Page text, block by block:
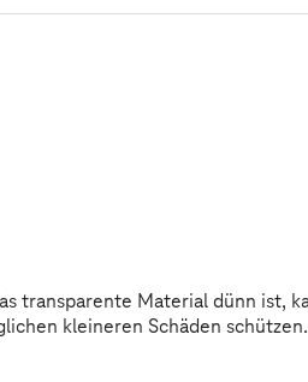
kleineren Schäden schützen.